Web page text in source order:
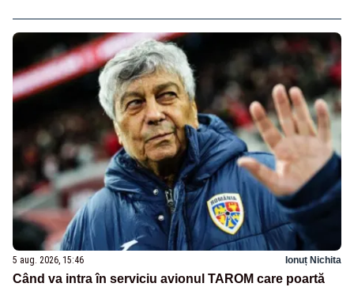
5 aug. 2026, 15:46 Ionuț Nichita
Când va intra în serviciu avionul TAROM care poartă